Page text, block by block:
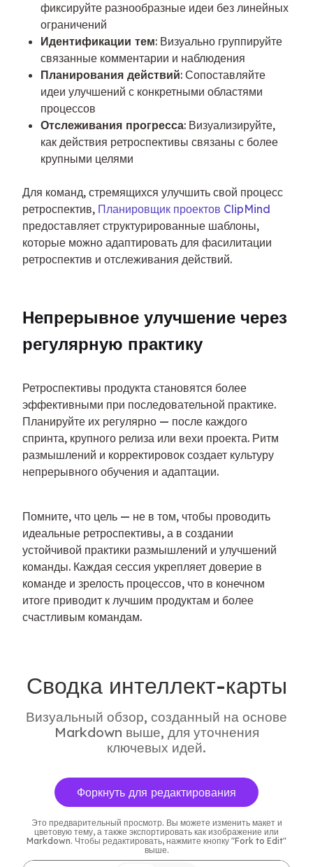
фиксируйте разнообразные идеи без линейных
ограничений
Идентификации тем: Визуально группируйте
связанные комментарии и наблюдения
Планирования действий: Сопоставляйте
идеи улучшений с конкретными областями
процессов
Отслеживания прогресса: Визуализируйте,
как действия ретроспективы связаны с более
крупными целями
Для команд, стремящихся улучшить свой процесс
ретроспектив, Планировщик проектов ClipMind
предоставляет структурированные шаблоны,
которые можно адаптировать для фасилитации
ретроспектив и отслеживания действий.
Непрерывное улучшение через
регулярную практику
Ретроспективы продукта становятся более
эффективными при последовательной практике.
Планируйте их регулярно — после каждого
спринта, крупного релиза или вехи проекта. Ритм
размышлений и корректировок создает культуру
непрерывного обучения и адаптации.
Помните, что цель — не в том, чтобы проводить
идеальные ретроспективы, а в создании
устойчивой практики размышлений и улучшений
команды. Каждая сессия укрепляет доверие в
команде и зрелость процессов, что в конечном
итоге приводит к лучшим продуктам и более
счастливым командам.
Сводка интеллект-карты
Визуальный обзор, созданный на основе
Markdown выше, для уточнения
ключевых идей.
Форкнуть для редактирования
Это предварительный просмотр. Вы можете изменить макет и
цветовую тему, а также экспортировать как изображение или
Markdown. Чтобы редактировать, нажмите кнопку "Fork to Edit"
выше.